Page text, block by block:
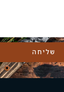
שליחה